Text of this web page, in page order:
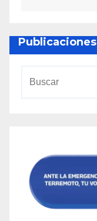
Publicaciones